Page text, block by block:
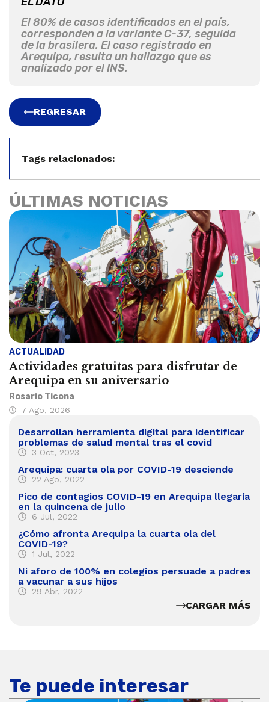
El 80% de casos identificados en el país,
corresponden a la variante C-37, seguida
de la brasilera. El caso registrado en
Arequipa, resulta un hallazgo que es
analizado por el INS.
REGRESAR
Tags relacionados:
ÚLTIMAS NOTICIAS
ACTUALIDAD
Actividades gratuitas para disfrutar de
Arequipa en su aniversario
Rosario Ticona
7 Ago, 2026
Desarrollan herramienta digital para identificar
problemas de salud mental tras el covid
3 Oct, 2023
Arequipa: cuarta ola por COVID-19 desciende
22 Ago, 2022
Pico de contagios COVID-19 en Arequipa llegaría
en la quincena de julio
6 Jul, 2022
¿Cómo afronta Arequipa la cuarta ola del
COVID-19?
1 Jul, 2022
Ni aforo de 100% en colegios persuade a padres
a vacunar a sus hijos
29 Abr, 2022
CARGAR MÁS
Te puede interesar